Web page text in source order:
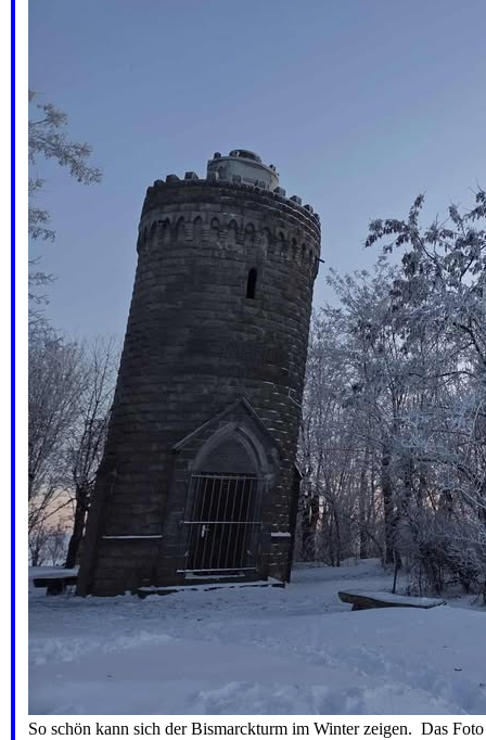
So schön kann sich der Bismarckturm im Winter zeigen. Das